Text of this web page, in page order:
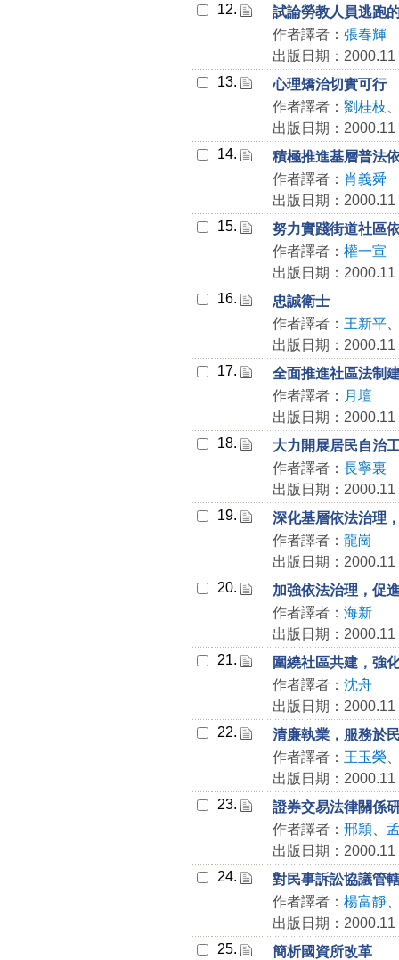
12.
試論勞教人員逃跑
作者譯者： 張春輝
出版日期：2000.11
13.
心理矯治切實可行
作者譯者： 劉桂枝
出版日期：2000.11
14.
積極推進基層普法
作者譯者： 肖義舜
出版日期：2000.11
15.
努力實踐街道社區
作者譯者： 權一宣
出版日期：2000.11
16.
忠誠衛士
作者譯者： 王新平
出版日期：2000.11
17.
全面推進社區法制
作者譯者： 月壇
出版日期：2000.11
18.
大力開展居民自治
作者譯者： 長寧裏
出版日期：2000.11
19.
深化基層依法治理
作者譯者： 龍崗
出版日期：2000.11
20.
加強依法治理，促
作者譯者： 海新
出版日期：2000.11
21.
圍繞社區共建，強
作者譯者： 沈舟
出版日期：2000.11
22.
清廉執業，服務於
作者譯者： 王玉榮
出版日期：2000.11
23.
證券交易法律關係
作者譯者： 邢穎
出版日期：2000.11
24.
對民事訴訟協議管
作者譯者： 楊富靜
出版日期：2000.11
25.
簡析國資所改革